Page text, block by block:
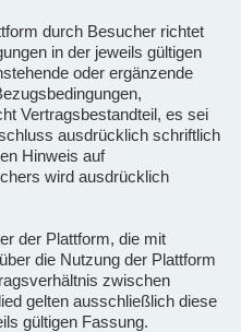
durch Besucher richtet
in der jeweils gültigen
oder ergänzende
Vertragsbestandteil, es sei
ausdrücklich schriftlich
Hinweis auf
wird ausdrücklich
der Plattform, die mit
die Nutzung der Plattform
zwischen
gelten ausschließlich diese
gültigen Fassung.